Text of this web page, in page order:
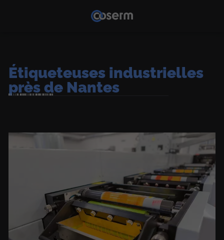
Étiqueteuses industrielles
près de Nantes